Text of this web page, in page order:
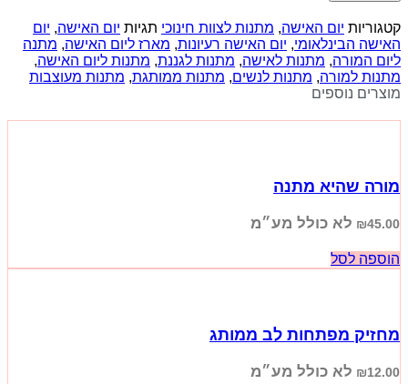
קטגוריות יום האישה, מתנות לצוות חינוכי תגיות יום האישה, יום
האישה הבינלאומי, יום האישה רעיונות, מארז ליום האישה, מתנה
ליום המורה, מתנות לאישה, מתנות לגננת, מתנות ליום האישה,
מתנות למורה, מתנות לנשים, מתנות ממותגת, מתנות מעוצבות
מוצרים נוספים
מורה שהיא מתנה
₪45.00 לא כולל מע״מ
הוספה לסל
מחזיק מפתחות לב ממותג
₪12.00 לא כולל מע״מ